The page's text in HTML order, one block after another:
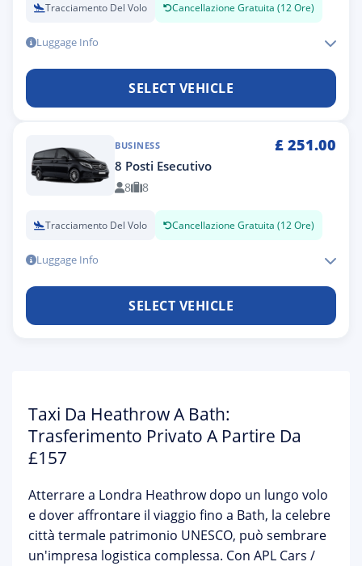
Tracciamento Del Volo Cancellazione Gratuita (12 Ore)
Luggage Info
SELECT VEHICLE
BUSINESS £ 251.00
8 Posti Esecutivo
8 8
Tracciamento Del Volo Cancellazione Gratuita (12 Ore)
Luggage Info
SELECT VEHICLE
Taxi Da Heathrow A Bath:
Trasferimento Privato A Partire Da
£157
Atterrare a Londra Heathrow dopo un lungo volo
e dover affrontare il viaggio fino a Bath, la celebre
città termale patrimonio UNESCO, può sembrare
un'impresa logistica complessa. Con APL Cars /